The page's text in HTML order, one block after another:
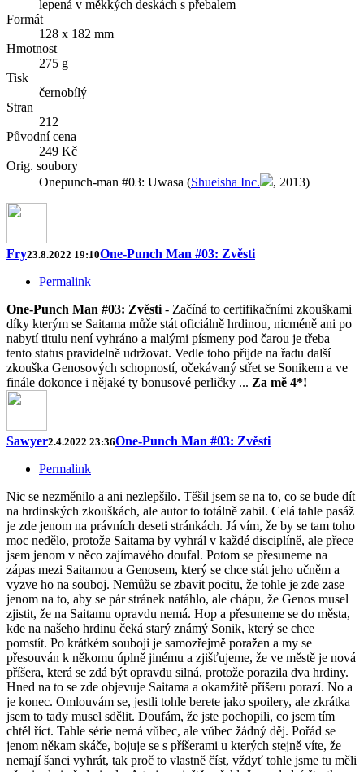
lepená v měkkých deskách s přebalem
Formát
128 x 182 mm
Hmotnost
275 g
Tisk
černobílý
Stran
212
Původní cena
249 Kč
Orig. soubory
Onepunch-man #03: Uwasa (Shueisha Inc. , 2013)
Fry23.8.2022 19:10One-Punch Man #03: Zvěsti
Permalink
One-Punch Man #03: Zvěsti - Začíná to certifikačními zkouškami
díky kterým se Saitama může stát oficiálně hrdinou, nicméně ani po
nabytí titulu není vyhráno a malými písmeny pod čarou je třeba
tento status pravidelně udržovat. Vedle toho přijde na řadu další
zkouška Genosových schopností, očekávaný střet se Sonikem a ve
finále dokonce i nějaké ty bonusové perličky ... Za mě 4*!
Sawyer2.4.2022 23:36One-Punch Man #03: Zvěsti
Permalink
Nic se nezměnilo a ani nezlepšilo. Těšil jsem se na to, co se bude dít
na hrdinských zkouškách, ale autor to totálně zabil. Celá tahle pasáž
je zde jenom na právních deseti stránkách. Já vím, že by se tam toho
moc nedělo, protože Saitama by vyhrál v každé disciplíně, ale přece
jsem jenom v něco zajímavého doufal. Potom se přesuneme na
zápas mezi Saitamou a Genosem, který se chce stát jeho učněm a
vyzve ho na souboj. Nemůžu se zbavit pocitu, že tohle je zde zase
jenom na to, aby se pár stránek natáhlo, ale chápu, že Genos musel
zjistit, že na Saitamu opravdu nemá. Hop a přesuneme se do města,
kde na našeho hrdinu čeká starý známý Sonik, který se chce
pomstít. Po krátkém souboji je samozřejmě poražen a my se
přesouván k někomu úplně jinému a zjišťujeme, že ve městě je nová
příšera, která se zdá být opravdu silná, protože porazila dva hrdiny.
Hned na to se zde objevuje Saitama a okamžitě příšeru porazí. No a
je konec. Omlouvám se, jestli tohle berete jako spoilery, ale zkrátka
jsem to tady musel sdělit. Doufám, že jste pochopili, co jsem tím
chtěl říct. Tahle série nemá vůbec, ale vůbec žádný děj. Pořád se
jenom někam skáče, bojuje se s příšerami u kterých stejně víte, že
nemají šanci vyhrát, tak proč to vlastně číst, vždyť tohle jsme tu měli